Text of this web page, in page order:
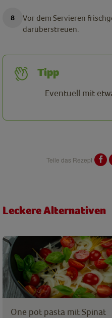
Vor dem Servieren
darüberstreuen.
Tipp
Eventuell mit
Teile das Rezept
Leckere Alternativen
One pot pasta mit Spinat